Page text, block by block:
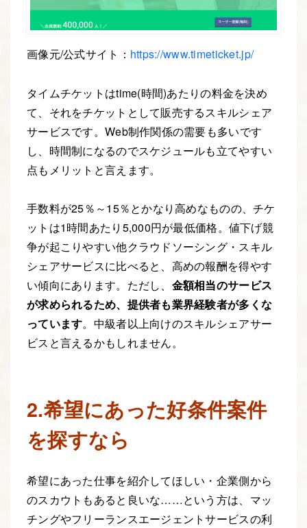
画像元/公式サイト： https://www.timeticket.jp/
タイムチケットはtime(時間)あたりの料金を決め
て、それをチケットとして販売するスキルシェア
サービスです。Web制作関係の需要も多いです
し、時間制になるのでスケジュールも立てやすい
点もメリットと言えます。
手数料が25％～15％とかなり高めなものの、チケ
ットは1時間あたり5,000円が最低価格。値下げ競
争が起こりやすい他クラウドソーシング・スキル
シェアサービスに比べると、高めの報酬を得やす
い傾向にあります。ただし、 金額相当のサービス
が求められるため、提供者も業界経験者が多くな
っています。中級者以上向けのスキルシェアサー
ビスと言えるかもしれません。
2.希望にあった好条件案件
を探すなら
希望にあった仕事を紹介してほしい・企業側から
のスカウトもあると良いな……という方は、マッ
チングやフリーランスエージェントサービスの利